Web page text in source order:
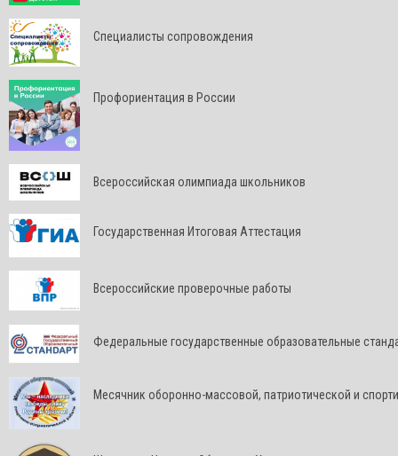
Специалисты сопровождения
Профориентация в России
Всероссийская олимпиада школьников
Государственная Итоговая Аттестация
Всероссийские проверочные работы
Федеральные государственные образовательные
Месячник оборонно-массовой, патриотической и